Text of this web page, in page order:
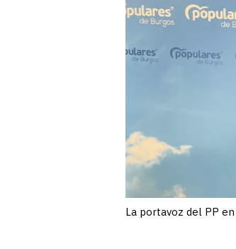
La portavoz del PP